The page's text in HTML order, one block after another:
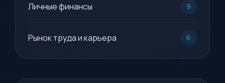
Личные финансы 9
Рынок труда и карьера 6